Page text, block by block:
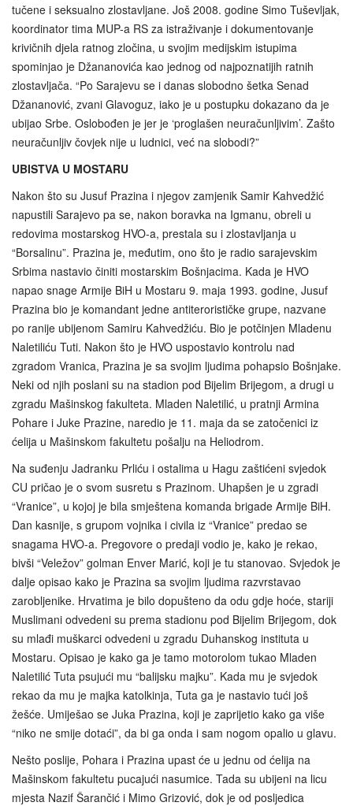
tučene i seksualno zlostavljane. Još 2008. godine Simo Tuševljak,
koordinator tima MUP-a RS za istraživanje i dokumentovanje
krivičnih djela ratnog zločina, u svojim medijskim istupima
spominjao je Džananovića kao jednog od najpoznatijih ratnih
zlostavljača. “Po Sarajevu se i danas slobodno šetka Senad
Džananović, zvani Glavoguz, iako je u postupku dokazano da je
ubijao Srbe. Oslobođen je jer je ‘proglašen neuračunljivim’. Zašto
neuračunljiv čovjek nije u ludnici, već na slobodi?”
UBISTVA U MOSTARU
Nakon što su Jusuf Prazina i njegov zamjenik Samir Kahvedžić
napustili Sarajevo pa se, nakon boravka na Igmanu, obreli u
redovima mostarskog HVO-a, prestala su i zlostavljanja u
“Borsalinu”. Prazina je, međutim, ono što je radio sarajevskim
Srbima nastavio činiti mostarskim Bošnjacima. Kada je HVO
napao snage Armije BiH u Mostaru 9. maja 1993. godine, Jusuf
Prazina bio je komandant jedne antiterorističke grupe, nazvane
po ranije ubijenom Samiru Kahvedžiću. Bio je potčinjen Mladenu
Naletiliću Tuti. Nakon što je HVO uspostavio kontrolu nad
zgradom Vranica, Prazina je sa svojim ljudima pohapsio Bošnjake.
Neki od njih poslani su na stadion pod Bijelim Brijegom, a drugi u
zgradu Mašinskog fakulteta. Mladen Naletilić, u pratnji Armina
Pohare i Juke Prazine, naredio je 11. maja da se zatočenici iz
ćelija u Mašinskom fakultetu pošalju na Heliodrom.
Na suđenju Jadranku Prliću i ostalima u Hagu zaštićeni svjedok
CU pričao je o svom susretu s Prazinom. Uhapšen je u zgradi
“Vranice”, u kojoj je bila smještena komanda brigade Armije BiH.
Dan kasnije, s grupom vojnika i civila iz “Vranice” predao se
snagama HVO-a. Pregovore o predaji vodio je, kako je rekao,
bivši “Veležov” golman Enver Marić, koji je tu stanovao. Svjedok je
dalje opisao kako je Prazina sa svojim ljudima razvrstavao
zarobljenike. Hrvatima je bilo dopušteno da odu gdje hoće, stariji
Muslimani odvedeni su prema stadionu pod Bijelim Brijegom, dok
su mlađi muškarci odvedeni u zgradu Duhanskog instituta u
Mostaru. Opisao je kako ga je tamo motorolom tukao Mladen
Naletilić Tuta psujući mu “balijsku majku”. Kada mu je svjedok
rekao da mu je majka katolkinja, Tuta ga je nastavio tući još
žešće. Umiješao se Juka Prazina, koji je zaprijetio kako ga više
“niko ne smije dotaći”, da bi ga onda i sam nogom opalio u glavu.
Nešto poslije, Pohara i Prazina upast će u jednu od ćelija na
Mašinskom fakultetu pucajući nasumice. Tada su ubijeni na licu
mjesta Nazif Šarančić i Mimo Grizović, dok je od posljedica